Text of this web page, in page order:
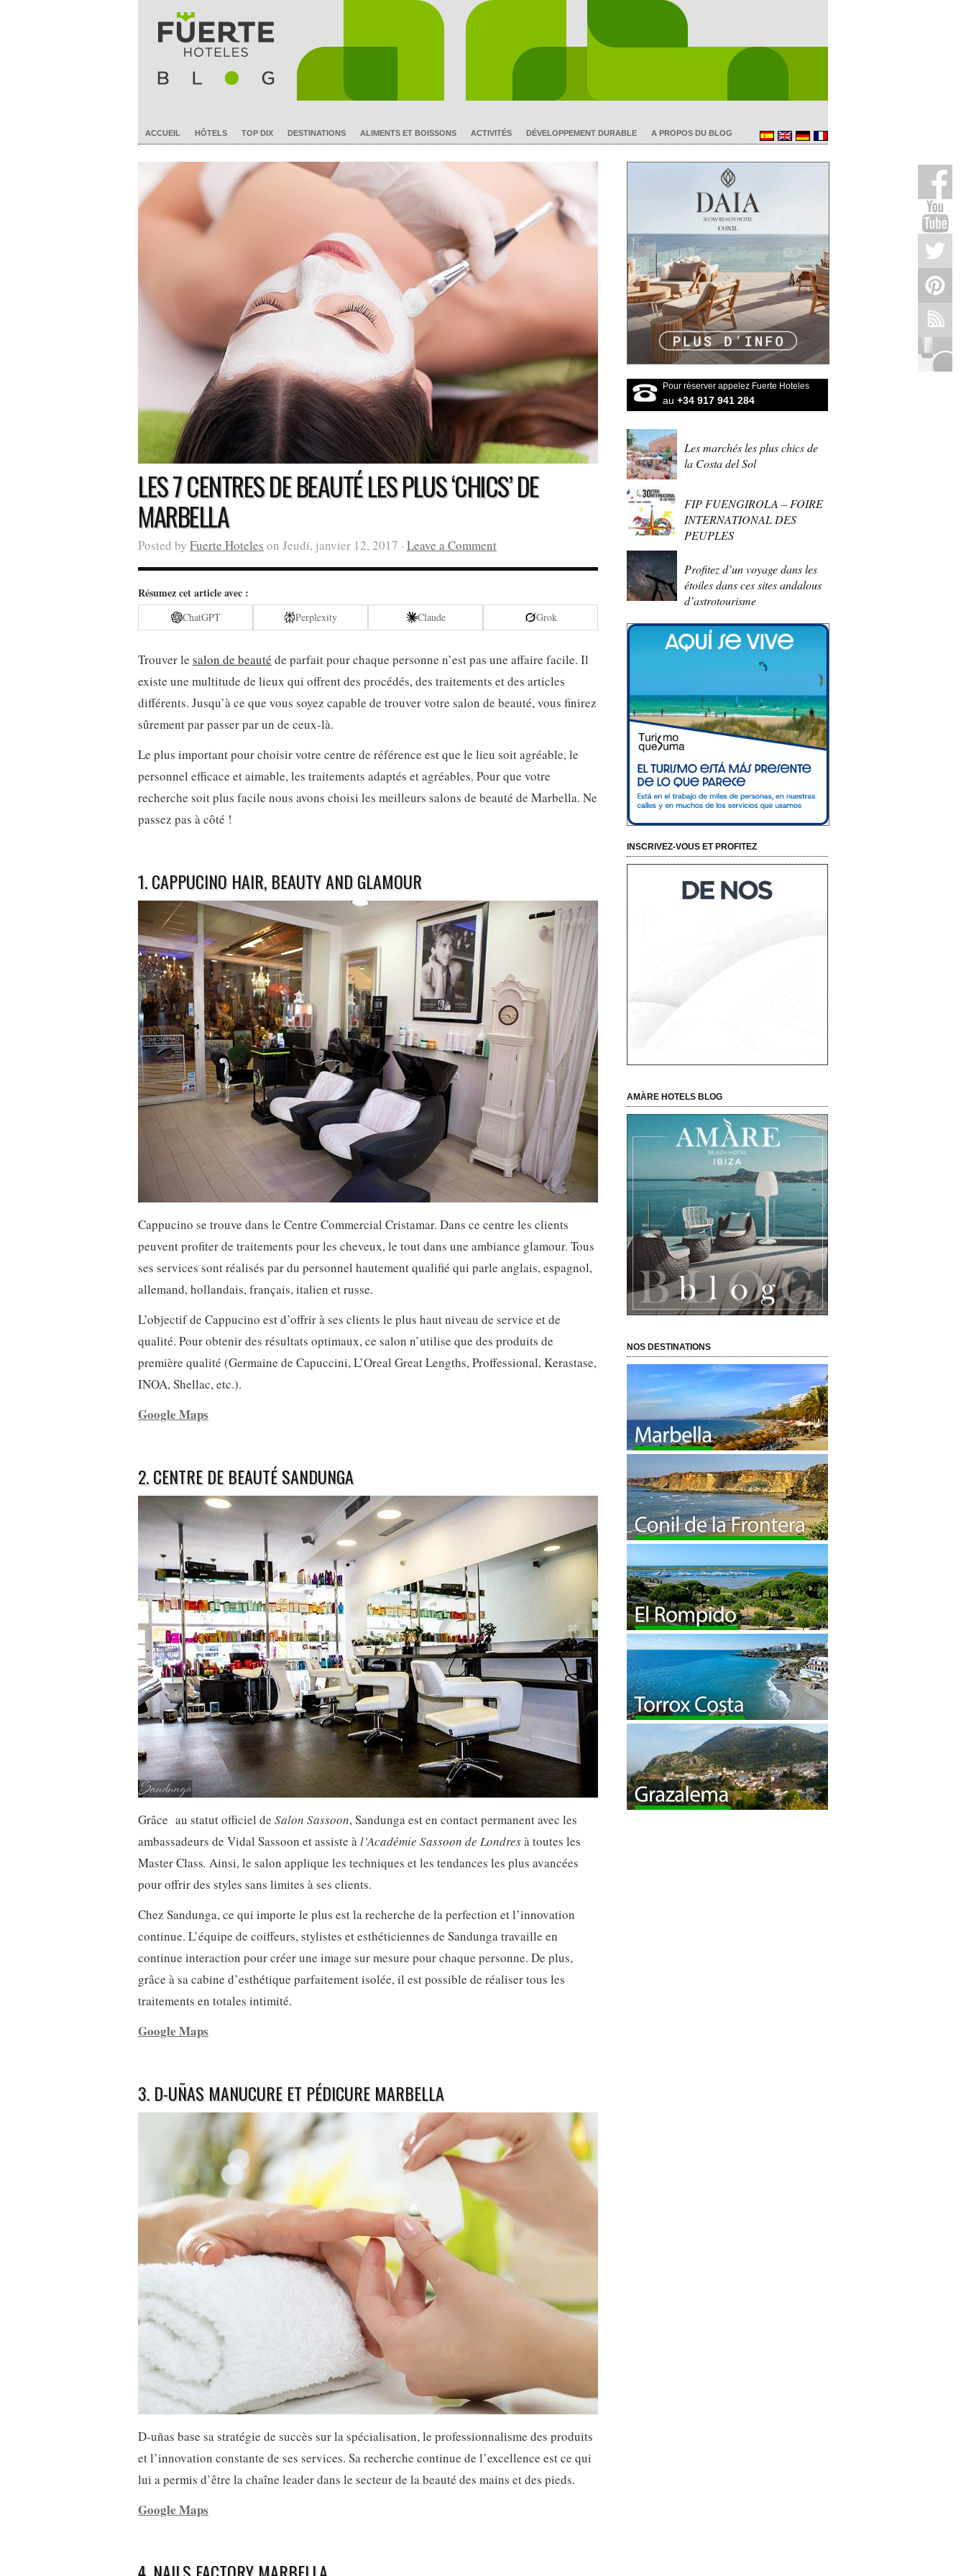
ACCUEIL HÔTELS TOP DIX DESTINATIONS ALIMENTS ET BOISSONS ACTIVITÉS DÉVELOPPEMENT DURABLE A PROPOS DU BLOG
LES 7 CENTRES DE BEAUTÉ LES PLUS ‘CHICS’ DE
MARBELLA
Posted by Fuerte Hoteles on Jeudi, janvier 12, 2017 · Leave a Comment
Résumez cet article avec :
ChatGPT Perplexity Claude Grok
Trouver le salon de beauté de parfait pour chaque personne n’est pas une affaire facile. Il
existe une multitude de lieux qui offrent des procédés, des traitements et des articles
différents. Jusqu’à ce que vous soyez capable de trouver votre salon de beauté, vous finirez
sûrement par passer par un de ceux-là.
Le plus important pour choisir votre centre de référence est que le lieu soit agréable, le
personnel efficace et aimable, les traitements adaptés et agréables. Pour que votre
recherche soit plus facile nous avons choisi les meilleurs salons de beauté de Marbella. Ne
passez pas à côté !
1. CAPPUCINO HAIR, BEAUTY AND GLAMOUR
Cappucino se trouve dans le Centre Commercial Cristamar. Dans ce centre les clients
peuvent profiter de traitements pour les cheveux, le tout dans une ambiance glamour. Tous
ses services sont réalisés par du personnel hautement qualifié qui parle anglais, espagnol,
allemand, hollandais, français, italien et russe.
L’objectif de Cappucino est d’offrir à ses clients le plus haut niveau de service et de
qualité. Pour obtenir des résultats optimaux, ce salon n’utilise que des produits de
première qualité (Germaine de Capuccini, L’Oreal Great Lengths, Proffessional, Kerastase,
INOA, Shellac, etc.).
Google Maps
2. CENTRE DE BEAUTÉ SANDUNGA
Grâce au statut officiel de Salon Sassoon, Sandunga est en contact permanent avec les
ambassadeurs de Vidal Sassoon et assiste àl’Académie Sassoon de Londresà toutes les
Master Class. Ainsi, le salon applique les techniques et les tendances les plus avancées
pour offrir des styles sans limites à ses clients.
Chez Sandunga, ce qui importe le plus est la recherche de la perfection et l’innovation
continue. L’équipe de coiffeurs, stylistes et esthéticiennes de Sandunga travaille en
continue interaction pour créer une image sur mesure pour chaque personne. De plus,
grâce à sa cabine d’esthétique parfaitement isolée, il est possible de réaliser tous les
traitements en totales intimité.
Google Maps
3. D-UÑAS MANUCURE ET PÉDICURE MARBELLA
D-uñas base sa stratégie de succès sur la spécialisation, le professionnalisme des produits
et l’innovation constante de ses services. Sa recherche continue de l’excellence est ce qui
lui a permis d’être la chaîne leader dans le secteur de la beauté des mains et des pieds.
Google Maps
Pour réserver appelez Fuerte Hoteles
au +34 917 941 284
Les marchés les plus chics de
la Costa del Sol
FIP FUENGIROLA – FOIRE
INTERNATIONAL DES
PEUPLES
Profitez d’un voyage dans les
étoiles dans ces sites andalous
d’astrotourisme
INSCRIVEZ-VOUS ET PROFITEZ
AMÀRE HOTELS BLOG
NOS DESTINATIONS